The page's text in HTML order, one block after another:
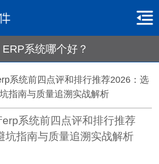
ERP系统哪个好？
系统前四点评和排行推荐2026：选
指南与质量追溯实战解析
系统前四点评和排行推荐
坑指南与质量追溯实战解析